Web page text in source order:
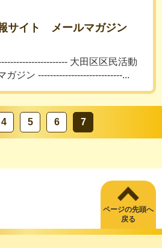
サイト メールマガジン
大田区区民活動
ジン ----------------------------...
4 5 6 7
ページの先頭へ
戻る